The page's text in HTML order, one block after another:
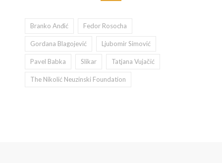
Branko Anđić Fedor Rosocha
Gordana Blagojević Ljubomir Simović
Pavel Babka Slikar Tatjana Vujačić
The Nikolić Neuzinski Foundation